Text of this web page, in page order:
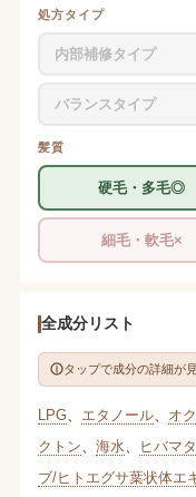
処方タイプ
内部補修タイプ
バランスタイプ
髪質
硬毛・多毛◎
細毛・軟毛×
全成分リスト
タップで成分の詳細が
LPG、 エタノール、 オ
クトン
海水 ヒバマ
ブ/ヒトエグサ葉状体エ